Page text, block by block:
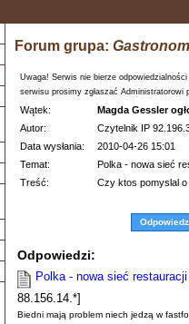
Forum grupa:
Uwaga! Serwis nie bierze
serwisu prosimy zgłaszać Administratorowi
Wątek:
Magda Gessler
Autor:
Czytelnik IP
Data wysłania:
2010-04-26 15:01
Temat:
Polka - nowa sieć
Treść:
Czy ktos pomyslal
Odpowiedz
Odpowiedzi:
Polka - nowa sieć
88.156.14.*]
Biedni mają problem niech jedzą w